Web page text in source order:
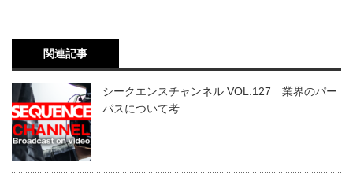
関連記事
シークエンスチャンネル VOL.127 業界のパー
パスについて考…